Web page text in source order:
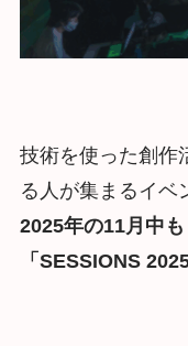
技術を使った創作
る人が集まるイベ
2025年の11月中
「SESSIONS